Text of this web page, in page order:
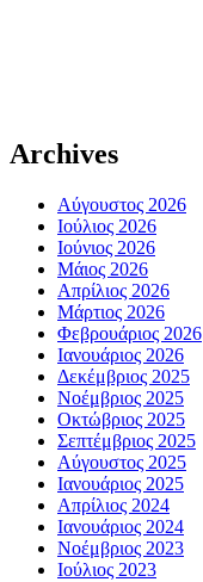
Archives
Αύγουστος 2026
Ιούλιος 2026
Ιούνιος 2026
Μάιος 2026
Απρίλιος 2026
Μάρτιος 2026
Φεβρουάριος 2026
Ιανουάριος 2026
Δεκέμβριος 2025
Νοέμβριος 2025
Οκτώβριος 2025
Σεπτέμβριος 2025
Αύγουστος 2025
Ιανουάριος 2025
Απρίλιος 2024
Ιανουάριος 2024
Νοέμβριος 2023
Ιούλιος 2023